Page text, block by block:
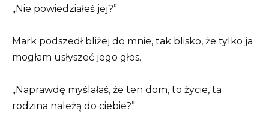
„Nie powiedziałeś jej?”
Mark podszedł bliżej do mnie, tak blisko, że tylko ja
mogłam usłyszeć jego głos.
„Naprawdę myślałaś, że ten dom, to życie, ta
rodzina należą do ciebie?”